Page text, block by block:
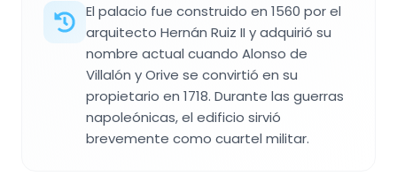
El palacio fue construido en 1560 por el
arquitecto Hernán Ruiz II y adquirió su
nombre actual cuando Alonso de
Villalón y Orive se convirtió en su
propietario en 1718. Durante las guerras
napoleónicas, el edificio sirvió
brevemente como cuartel militar.